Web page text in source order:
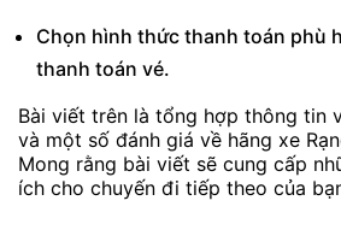
Chọn hình thức thanh toán phù
thanh toán vé.
Bài viết trên là tổng hợp thông tin
và một số đánh giá về hãng xe
Mong rằng bài viết sẽ cung cấp
ích cho chuyến đi tiếp theo của